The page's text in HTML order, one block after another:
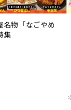
名物「なごやめ
集